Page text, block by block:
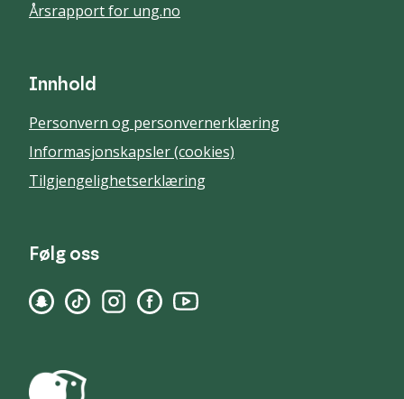
Årsrapport for ung.no
Innhold
Personvern og personvernerklæring
Informasjonskapsler (cookies)
Tilgjengelighetserklæring
Følg oss